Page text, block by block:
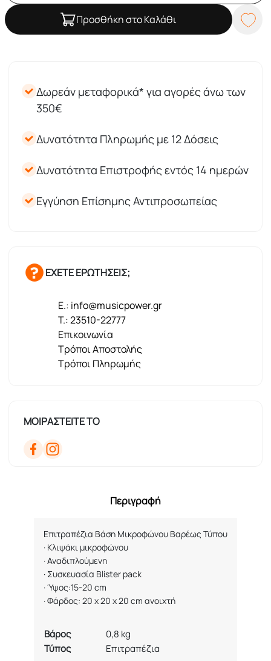
Προσθήκη στο Καλάθι
Δωρεάν μεταφορικά* για αγορές άνω των
350€
Δυνατότητα Πληρωμής με 12 Δόσεις
Δυνατότητα Επιστροφής εντός 14 ημερών
Εγγύηση Επίσημης Αντιπροσωπείας
ΕΧΕΤΕ ΕΡΩΤΗΣΕΙΣ;
E.: info@musicpower.gr
T.: 23510-22777
Επικοινωνία
Τρόποι Αποστολής
Τρόποι Πληρωμής
ΜΟΙΡΑΣΤΕΙΤΕ ΤΟ
Περιγραφή
Επιτραπέζια Βάση Μικροφώνου Βαρέως Τύπου
· Κλιψάκι μικροφώνου
·Αναδιπλούμενη
· Συσκευασία Blister pack
·Ύψος:15-20 cm
·Φάρδος: 20 x 20 x 20 cm ανοιχτή
Βάρος
0,8 kg
Τύπος
Επιτραπέζια